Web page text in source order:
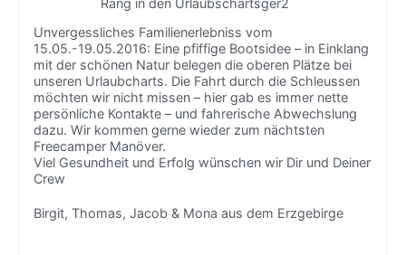
Unvergessliches Familienerlebniss vom
15.05.-19.05.2016: Eine pfiffige Bootsidee – in Einklang
mit der schönen Natur belegen die oberen Plätze bei
unseren Urlaubcharts. Die Fahrt durch die Schleussen
möchten wir nicht missen – hier gab es immer nette
persönliche Kontakte – und fahrerische Abwechslung
dazu. Wir kommen gerne wieder zum nächtsten
Freecamper Manöver.
Viel Gesundheit und Erfolg wünschen wir Dir und Deiner
Crew
Birgit, Thomas, Jacob & Mona aus dem Erzgebirge